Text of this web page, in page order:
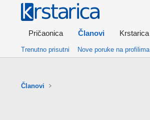
Pričaonica Članovi Krstarica
Trenutno prisutni Nove poruke na profilima
Članovi